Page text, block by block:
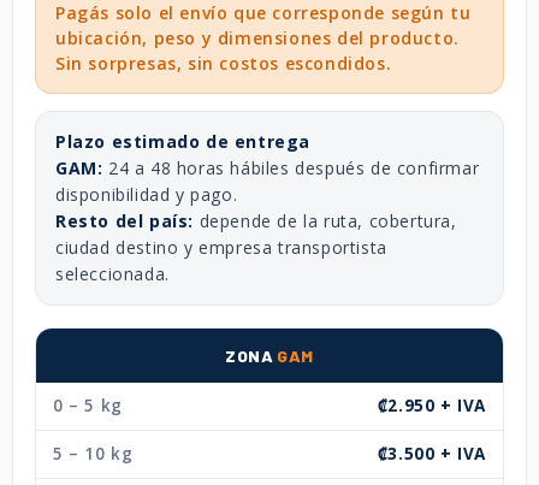
Pagás solo el envío que corresponde según tu
ubicación, peso y dimensiones del producto.
Sin sorpresas, sin costos escondidos.
Plazo estimado de entrega
GAM: 24 a 48 horas hábiles después de confirmar
disponibilidad y pago.
Resto del país: depende de la ruta, cobertura,
ciudad destino y empresa transportista
seleccionada.
ZONA GAM
0 – 5 kg ₡2.950 + IVA
5 – 10 kg ₡3.500 + IVA